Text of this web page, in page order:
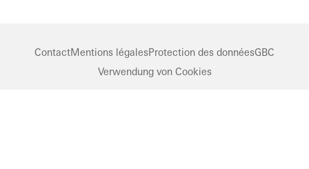
ContactMentions légalesProtection des donnéesGBC
Verwendung von Cookies